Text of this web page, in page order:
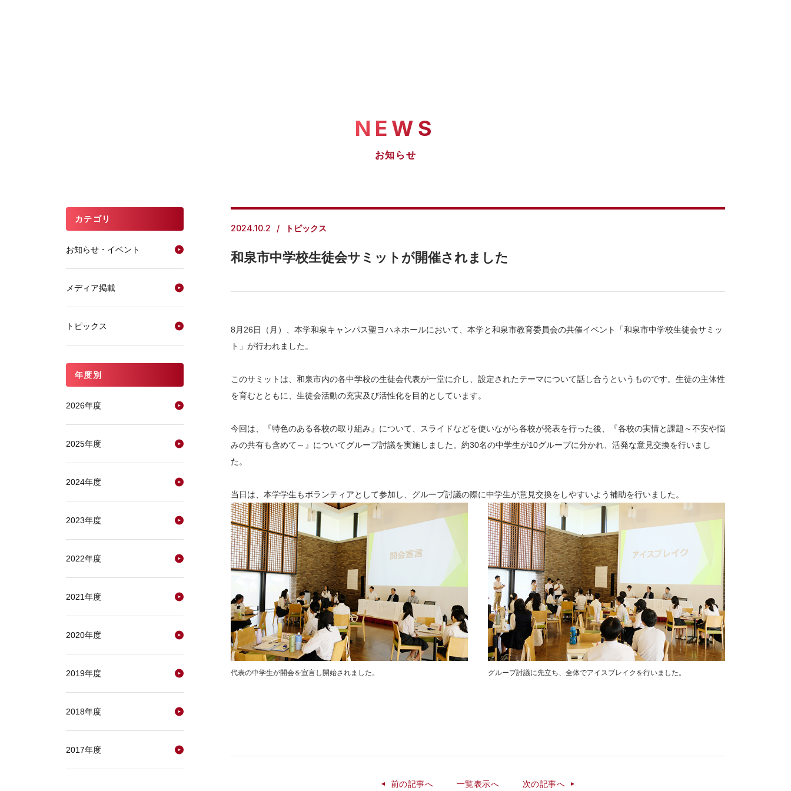
NEWS
お知らせ
2024.10.2 トピックス
和泉市中学校生徒会サミットが開催されました
8月26日（月）、本学和泉キャンパス聖ヨハネホールにおいて、本学と和泉市教育委員会の共催イベント「和泉市中学校生徒会サミッ
ト」が行われました。
このサミットは、和泉市内の各中学校の生徒会代表が一堂に介し、設定されたテーマについて話し合うというものです。生徒の主体性
を育むとともに、生徒会活動の充実及び活性化を目的としています。
今回は、『特色のある各校の取り組み』について、スライドなどを使いながら各校が発表を行った後、『各校の実情と課題～不安や悩
みの共有も含めて～』についてグループ討議を実施しました。約30名の中学生が10グループに分かれ、活発な意見交換を行いまし
た。
当日は、本学学生もボランティアとして参加し、グループ討議の際に中学生が意見交換をしやすいよう補助を行いました。
代表の中学生が開会を宣言し開始されました。 グループ討議に先立ち、全体でアイスブレイクを行いました。
前の記事へ 一覧表示へ 次の記事へ
カテゴリ
お知らせ・イベント
メディア掲載
トピックス
年度別
2026年度
2025年度
2024年度
2023年度
2022年度
2021年度
2020年度
2019年度
2018年度
2017年度